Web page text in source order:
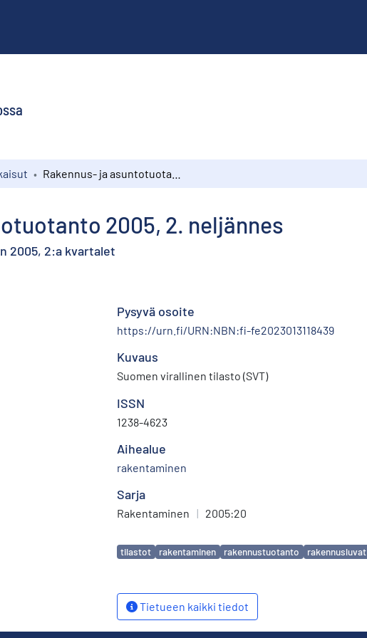
2005, 2. neljännes
2005, 2:a kvartalet
Pysyvä osoite
https://urn.fi/URN:NBN:fi-fe2023013118439
Kuvaus
Suomen virallinen tilasto (SVT)
ISSN
1238-4623
Aihealue
rakentaminen
Sarja
Rakentaminen | 2005:20
Avainsanat
tilastot rakentaminen rakennustuotanto rakennusluvat
Tietueen kaikki tiedot